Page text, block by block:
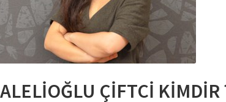
ÇİFTCİ KİMDİR